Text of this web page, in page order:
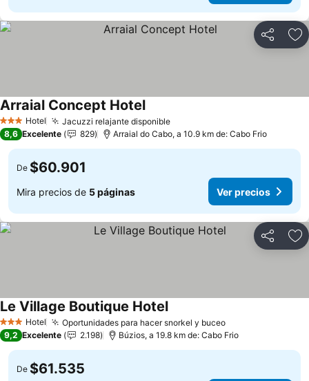
Compartir
3 Estrellas
Hotel Jacuzzi relajante disponibleVer precios
Arraial Concept HotelVer precios
8,6 Excelente 829 Arraial do Cabo, a 10.9 km de: Cabo Frio
De $60.901
Mira precios de 5 páginas Ver precios
Compartir
3 Estrellas
Hotel Oportunidades para hacer snorkel y buceoVer precios
Le Village Boutique HotelVer precios
9,2 Excelente 2.198 Búzios, a 19.8 km de: Cabo Frio
De $61.535